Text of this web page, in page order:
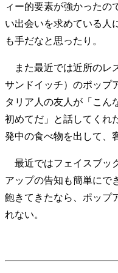
ィー的要素が強かったの
い出会いを求めている人
も手だなと思ったり。
また最近では近所のレ
サンドイッチ）のポップ
タリア人の友人が「こん
初めてだ」と話してくれ
発中の食べ物を出して、
最近ではフェイスブッ
アップの告知も簡単にで
飽きてきたなら、ポップ
れない。